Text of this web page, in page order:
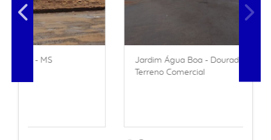
Jardim Água Boa - Dourados - MS